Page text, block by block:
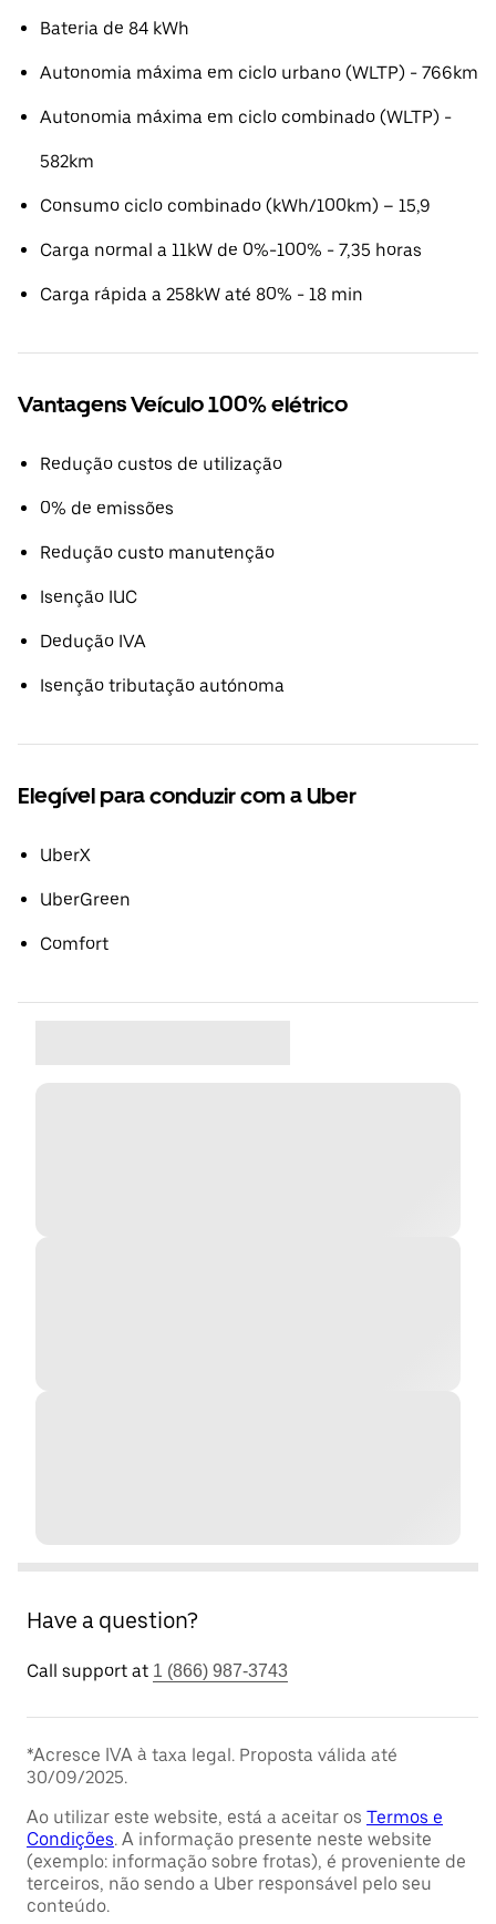
Bateria de 84 kWh
Autonomia máxima em ciclo urbano (WLTP) - 766km
Autonomia máxima em ciclo combinado (WLTP) -
582km
Consumo ciclo combinado (kWh/100km) – 15,9
Carga normal a 11kW de 0%-100% - 7,35 horas
Carga rápida a 258kW até 80% - 18 min
Vantagens Veículo 100% elétrico
Redução custos de utilização
0% de emissões
Redução custo manutenção
Isenção IUC
Dedução IVA
Isenção tributação autónoma
Elegível para conduzir com a Uber
UberX
UberGreen
Comfort
Have a question?
Call support at 1 (866) 987-3743
*Acresce IVA à taxa legal. Proposta válida até
30/09/2025.
Ao utilizar este website, está a aceitar os Termos e
Condições. A informação presente neste website
(exemplo: informação sobre frotas), é proveniente de
terceiros, não sendo a Uber responsável pelo seu
conteúdo.